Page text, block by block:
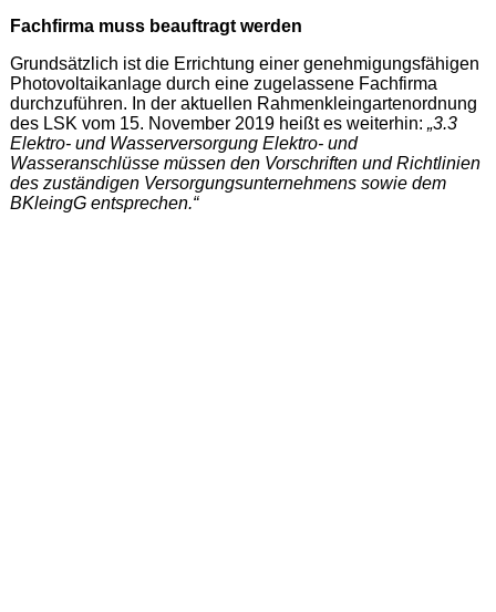
Fachfirma muss beauftragt werden
Grundsätzlich ist die Errichtung einer genehmigungsfähigen
Photovoltaikanlage durch eine zugelassene Fachfirma
durchzuführen. In der aktuellen Rahmenkleingartenordnung
des LSK vom 15. November 2019 heißt es weiterhin: „3.3
Elektro- und Wasserversorgung Elektro- und
Wasseranschlüsse müssen den Vorschriften und Richtlinien
des zuständigen Versorgungsunternehmens sowie dem
BKleingG entsprechen.“